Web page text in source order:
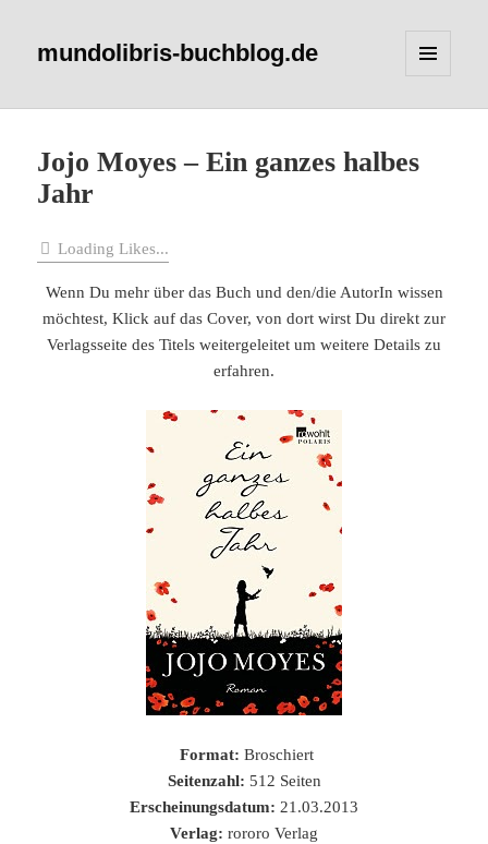
mundolibris-buchblog.de
WIDGETS
Jojo Moyes – Ein ganzes halbes
Jahr
Loading Likes...
Wenn Du mehr über das Buch und den/die AutorIn wissen
möchtest, Klick auf das Cover, von dort wirst Du direkt zur
Verlagsseite des Titels weitergeleitet um weitere Details zu
erfahren.
Format: Broschiert
Seitenzahl: 512 Seiten
Erscheinungsdatum: 21.03.2013
Verlag: rororo Verlag